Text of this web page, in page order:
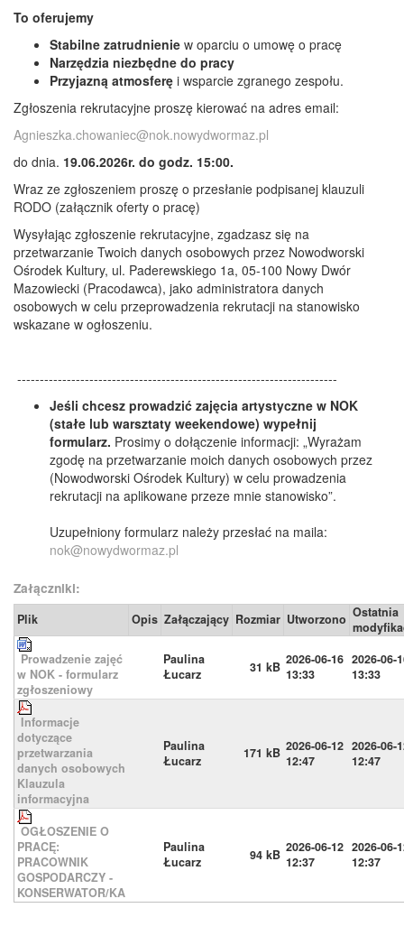
To oferujemy
Stabilne zatrudnienie w oparciu o umowę o pracę
Narzędzia niezbędne do pracy
Przyjazną atmosferę i wsparcie zgranego zespołu.
Zgłoszenia rekrutacyjne proszę kierować na adres email:
Agnieszka.chowaniec@nok.nowydwormaz.pl
do dnia. 19.06.2026r. do godz. 15:00.
Wraz ze zgłoszeniem proszę o przesłanie podpisanej klauzuli
RODO (załącznik oferty o pracę)
Wysyłając zgłoszenie rekrutacyjne, zgadzasz się na
przetwarzanie Twoich danych osobowych przez Nowodworski
Ośrodek Kultury, ul. Paderewskiego 1a, 05-100 Nowy Dwór
Mazowiecki (Pracodawca), jako administratora danych
osobowych w celu przeprowadzenia rekrutacji na stanowisko
wskazane w ogłoszeniu.
-----------------------------------------------------------------------
Jeśli chcesz prowadzić zajęcia artystyczne w NOK
(stałe lub warsztaty weekendowe) wypełnij
formularz. Prosimy o dołączenie informacji: „Wyrażam
zgodę na przetwarzanie moich danych osobowych przez
(Nowodworski Ośrodek Kultury) w celu prowadzenia
rekrutacji na aplikowane przeze mnie stanowisko”.
Uzupełniony formularz należy przesłać na maila:
nok@nowydwormaz.pl
Załączniki:
Plik Opis Załączający Rozmiar Utworzono Ostatnia
Prowadzenie zajęć
w NOK - formularz
zgłoszeniowy
Paulina
Łucarz
31 kB 2026-06-16
13:33
2026-06-
13:33
Informacje
dotyczące
przetwarzania
danych osobowych
Klauzula
informacyjna
Paulina
Łucarz
171 kB 2026-06-12
12:47
2026-06-
12:47
OGŁOSZENIE O
PRACĘ:
PRACOWNIK
GOSPODARCZY -
KONSERWATOR/KA
Paulina
Łucarz
94 kB 2026-06-12
12:37
2026-06-
12:37